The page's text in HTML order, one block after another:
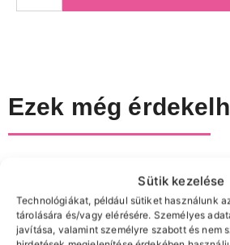
Sütik kezelése
Technológiákat, például sütiket használunk
tárolására és/vagy elérésére. Személyes
javítása, valamint személyre szabott és nem
Ezek még